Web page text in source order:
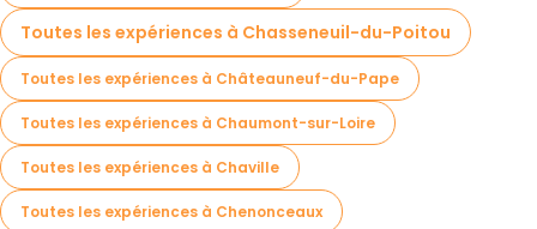
Toutes les expériences à Chasseneuil-du-Poitou
Toutes les expériences à Châteauneuf-du-Pape
Toutes les expériences à Chaumont-sur-Loire
Toutes les expériences à Chaville
Toutes les expériences à Chenonceaux